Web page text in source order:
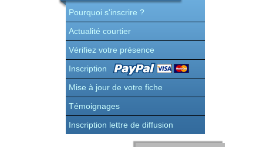
Pourquoi s'inscrire ?
Actualité courtier
Vérifiez votre présence
Inscription
Mise à jour de votre fiche
Témoignages
Inscription lettre de diffusion